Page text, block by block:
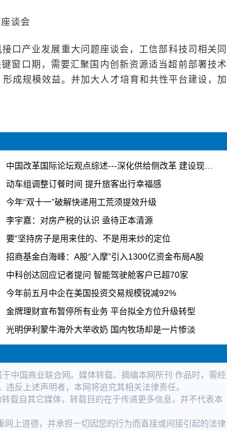
谈会
口产业发展重大问题座谈会，工信部科技司相关同
窗口期，需要汇聚国内创新资源适当超前部署技术
成规模效益。并加大人才培育和共性平台建设，加
中国改革国际论坛观点综述---深化供给侧改革 建设现代化经济体系
动车组调整订餐时间 提升旅客出行幸福感
今年“双十一”破解快递用工荒须提效升级
李宇嘉：对房产税的认识 亟待正本清源
要“坚持房子是用来住的、不是用来炒的定位
招商基金白海峰：A股“入摩”引入1300亿资金布局A股
中科创达回应记者提问 智能驾驶舱客户已超70家
今年前五月中企在美国投资交易规模锐减92%
金牌理财宣布暂停所有业务 平台拟全方位升级转型
光明伊利蒙牛海外大举收奶 国内牧场却是一片惨淡
中国商业联合网。媒体转载、摘编本网所刊 作品时，需经
反上述声明者，本网将追究其相关法律责任。
载自其它媒体，转载目的在于传递更多信息，并不代表本
网上道德，并承担一切因您的行为而直接或间接引起的法律